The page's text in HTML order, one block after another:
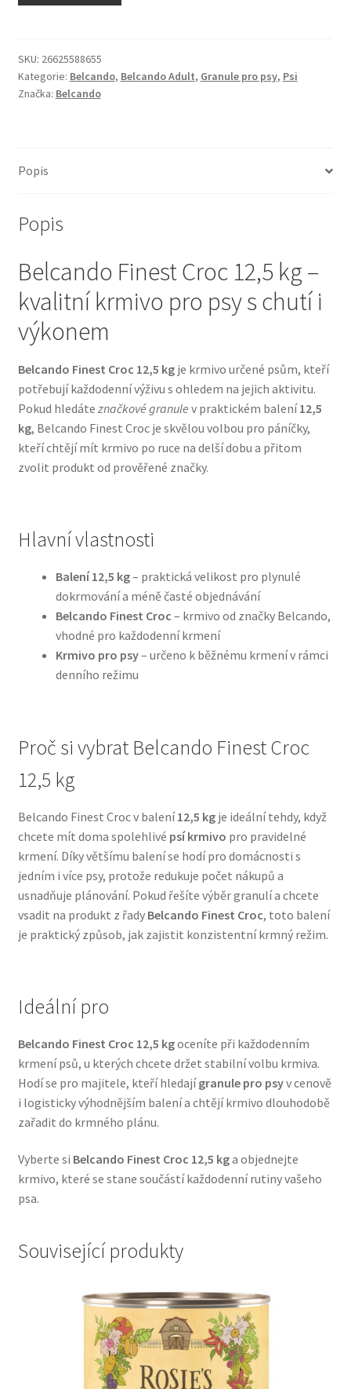
Odpočívadla pro kočky
Pamlsky pro kočky
Škrabadla pro kočky
Veterinární dieta pro kočky
Vše pro psy — Krmivo, doplňky, vybavení
Bozita pro psy — Švédské krmivo s nordickou kvalitou
Brit pro psy
Granule pro psy
přírodními složkami
Happy Dog — Německá kvalita a přirozené složení
Hill’s pro psy
Hračky pro psy
N&D Farmina pro psy — Italské holistic krmivo
Oblečky pro psy
Pamlsky pro psy
Pelíšky pro psy
Ortopedické pelíšky
Veterinární dieta pro psy
Vodítka a obojky
Wolf of Wilderness
SKU: 26625588655
Kategorie: Belcando, Belcando Adult, Granule pro psy, Psi
Značka: Belcando
Popis
Popis
Belcando Finest Croc 12,5 kg –
kvalitní krmivo pro psy s chutí i
výkonem
Belcando Finest Croc 12,5 kgje krmivo určené psům, kteří
potřebují každodenní výživu s ohledem na jejich aktivitu.
Pokud hledáte značkové granule v praktickém balení12,5
kg, Belcando Finest Croc je skvělou volbou pro páníčky,
kteří chtějí mít krmivo po ruce na delší dobu a přitom
zvolit produkt od prověřené značky.
Hlavní vlastnosti
Balení 12,5 kg– praktická velikost pro plynulé
dokrmování a méně časté objednávání
Belcando Finest Croc – krmivo od značky Belcando,
vhodné pro každodenní krmení
Krmivo pro psy– určeno k běžnému krmení v rámci
denního režimu
Proč si vybrat Belcando Finest Croc
12,5 kg
Belcando Finest Croc v balení12,5 kgje ideální tehdy, když
chcete mít doma spolehlivé psí krmivo pro pravidelné
krmení. Díky většímu balení se hodí pro domácnosti s
jedním i více psy, protože redukuje počet nákupů a
usnadňuje plánování. Pokud řešíte výběr granulí a chcete
vsadit na produkt z řady Belcando Finest Croc, toto balení
je praktický způsob, jak zajistit konzistentní krmný režim.
Ideální pro
Belcando Finest Croc 12,5 kgoceníte při každodenním
krmení psů, u kterých chcete držet stabilní volbu krmiva.
Hodí se pro majitele, kteří hledajígranule pro psyv cenově
i logisticky výhodnějším balení a chtějí krmivo dlouhodobě
zařadit do krmného plánu.
Vyberte si Belcando Finest Croc 12,5 kga objednejte
krmivo, které se stane součástí každodenní rutiny vašeho
psa.
Související produkty